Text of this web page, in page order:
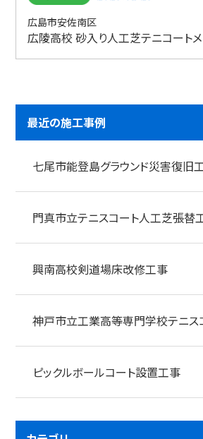
広島市安佐南区
広陵高校 砂入り人工芝テニコート
最近の施工事例
七尾市能登島グラウンド災害復旧
門真市立テニスコート人工芝張替
興南高校剣道場床改修工事
神戸市立工業高等専門学校テニス
ピックルボールコート設置工事